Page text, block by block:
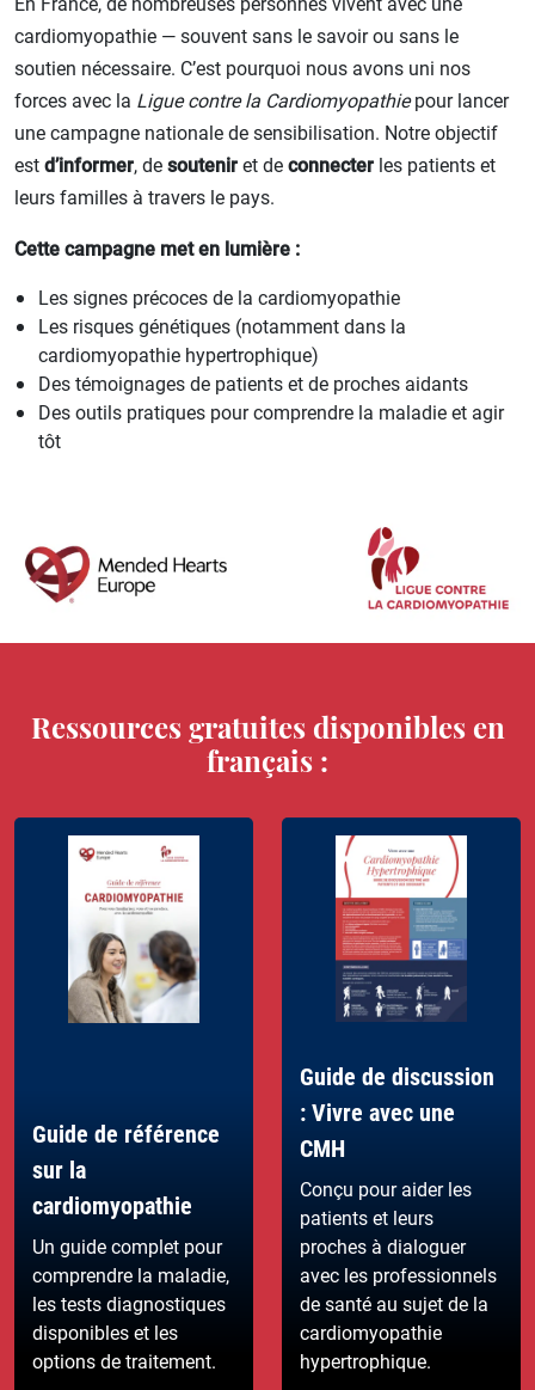
Cholesterol
Chronic Kidney Disease
Gene Therapy
Heart Attack
Heart Failure
Hypertrophic Cardiomyopathy
Lp(a)
Stroke
Recurrent and Secondary Prevention of Stroke
Cardiomyopathy
Cholesterol
Chronic Kidney Disease
Diabetes
Gene Therapy
Heart Failure
Hypertension
Hypertrophic Cardiomyopathy
Stroke
cardiomyopathie — souvent sans le savoir ou sans le
soutien nécessaire. C’est pourquoi nous avons uni nos
forces avec la Ligue contre la Cardiomyopathiepour lancer
une campagne nationale de sensibilisation. Notre objectif
estd’informer, desouteniret deconnecter les patients et
leurs familles à travers le pays.
Cette campagne met en lumière :
Les signes précoces de la cardiomyopathie
Les risques génétiques (notamment dans la
cardiomyopathie hypertrophique)
Des témoignages de patients et de proches aidants
Des outils pratiques pour comprendre la maladie et agir
tôt
Ressources gratuites disponibles en
français :
Guide de référence
sur la
cardiomyopathie
Un guide complet pour
comprendre la maladie,
les tests diagnostiques
disponibles et les
options de traitement.
Guide de discussion
: Vivre avec une
CMH
Conçu pour aider les
patients et leurs
proches à dialoguer
avec les professionnels
de santé au sujet de la
cardiomyopathie
hypertrophique.